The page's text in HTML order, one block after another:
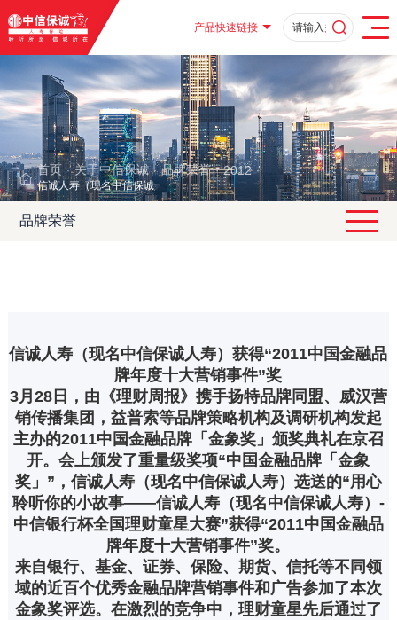
产品快速链接
首页 · 关于中信保诚 · 品牌荣誉 · 2012 ·
信诚人寿（现名中信保诚人寿）获得“2011中国金融品牌年度十大营销事件”
品牌荣誉
信诚人寿（现名中信保诚人寿）获得“2011中国金融品
牌年度十大营销事件”奖
3月28日，由《理财周报》携手扬特品牌同盟、威汉营
销传播集团，益普索等品牌策略机构及调研机构发起
主办的2011中国金融品牌「金象奖」颁奖典礼在京召
开。会上颁发了重量级奖项“中国金融品牌「金象
奖」”，信诚人寿（现名中信保诚人寿）选送的“用心
聆听你的小故事——信诚人寿（现名中信保诚人寿）-
中信银行杯全国理财童星大赛”获得“2011中国金融品
牌年度十大营销事件”奖。
来自银行、基金、证券、保险、期货、信托等不同领
域的近百个优秀金融品牌营销事件和广告参加了本次
金象奖评选。在激烈的竞争中，理财童星先后通过了